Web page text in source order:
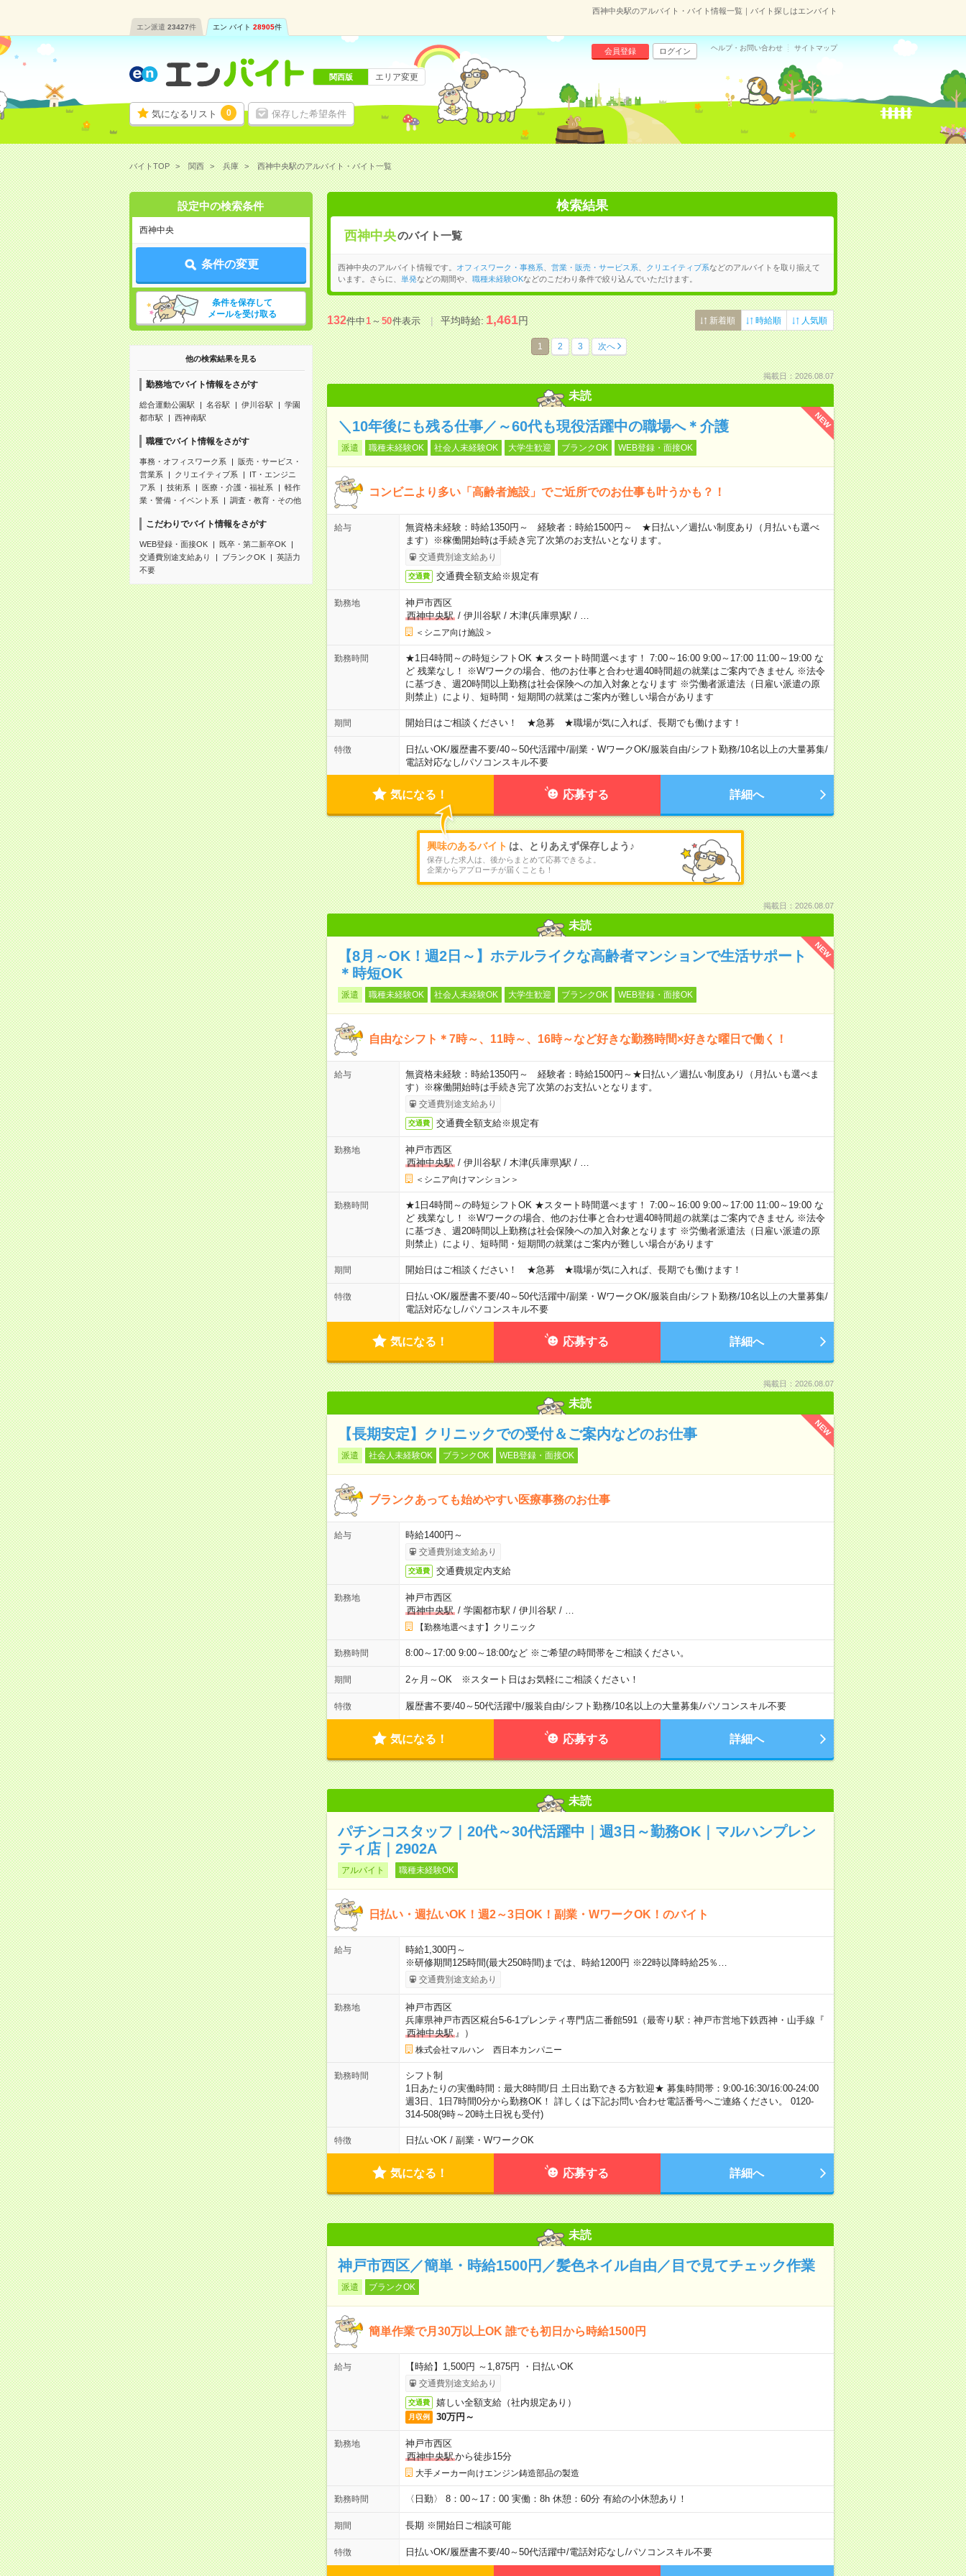
西神中央駅のアルバイト・バイト情報一覧｜バイト探しはエンバイト
エン派遣 23427件 エン バイト 28905件
気になるリスト 0 保存した希望条件
会員登録 ログイン ヘルプ・お問い合わせ サイトマップ
関西版 エリア変更
バイトTOP 関西 兵庫 西神中央駅のアルバイト・バイト一覧
設定中の検索条件
西神中央
条件の変更
条件を保存して
メールを受け取る
他の検索結果を見る
勤務地でバイト情報をさがす
総合運動公園駅 名谷駅 伊川谷駅
学園
都市駅
西神南駅
職種でバイト情報をさがす
事務・オフィスワーク系
販売・サービス・
営業系
クリエイティブ系
IT・エンジニ
ア系
技術系 医療・介護・福祉系
軽作
業・警備・イベント系
調査・教育・その他
こだわりでバイト情報をさがす
WEB登録・面接OK
既卒・第二新卒OK
交通費別途支給あり
ブランクOK
英語力
不要
検索結果
西神中央のバイト一覧
西神中央のアルバイト情報です。 オフィスワーク・事務系 営業・販売・サービス系 クリエイティブ系などのアルバイトを取り揃えて
います。さらに、
単発などの期間や、 職種未経験OKなどのこだわり条件で絞り込んでいただけます。
132件中1～50件表示 平均時給:1,461円 新着順 時給順 人気順
1 2 3 次へ
掲載日：2026.08.07
未読
NEW
＼10年後にも残る仕事／～60代も現役活躍中の職場へ＊介護
派遣 職種未経験OK 社会人未経験OK 大学生歓迎 ブランクOK WEB登録・面接OK
コンビニより多い「高齢者施設」でご近所でのお仕事も叶うかも？！
給与
無資格未経験：時給1350円～ 経験者：時給1500円～ ★日払い／週払い制度あり（月払いも選べ
ます）※稼働開始時は手続き完了次第のお支払いとなります。
交通費別途支給あり
交通費 交通費全額支給※規定有
勤務地
神戸市西区
西神中央駅/ 伊川谷駅 / 木津(兵庫県)駅 /
＜シニア向け施設＞
勤務時間
★1日4時間～の時短シフトOK ★スタート時間選べます！ 7:00～16:00 9:00～17:00 11:00～19:00 な
ど 残業なし！ ※Wワークの場合、他のお仕事と合わせ週40時間超の就業はご案内できません ※法令
に基づき、週20時間以上勤務は社会保険への加入対象となります ※労働者派遣法（日雇い派遣の原
則禁止）により、短時間・短期間の就業はご案内が難しい場合があります
期間 開始日はご相談ください！ ★急募 ★職場が気に入れば、長期でも働けます！
特徴 日払いOK/履歴書不要/40～50代活躍中/副業・WワークOK/服装自由/シフト勤務/10名以上の大量募集/
電話対応なし/パソコンスキル不要
気になる！ 応募する 詳細へ
興味のあるバイト は、とりあえず保存しよう♪
保存した求人は、後からまとめて応募できるよ。
企業からアプローチが届くことも！
掲載日：2026.08.07
未読
NEW
【8月～OK！週2日～】ホテルライクな高齢者マンションで生活サポート
＊時短OK
派遣 職種未経験OK 社会人未経験OK 大学生歓迎 ブランクOK WEB登録・面接OK
自由なシフト＊7時～、11時～、16時～など好きな勤務時間×好きな曜日で働く！
給与
無資格未経験：時給1350円～ 経験者：時給1500円～★日払い／週払い制度あり（月払いも選べま
す）※稼働開始時は手続き完了次第のお支払いとなります。
交通費別途支給あり
交通費 交通費全額支給※規定有
勤務地
神戸市西区
西神中央駅/ 伊川谷駅 / 木津(兵庫県)駅 /
＜シニア向けマンション＞
勤務時間
★1日4時間～の時短シフトOK ★スタート時間選べます！ 7:00～16:00 9:00～17:00 11:00～19:00 な
ど 残業なし！ ※Wワークの場合、他のお仕事と合わせ週40時間超の就業はご案内できません ※法令
に基づき、週20時間以上勤務は社会保険への加入対象となります ※労働者派遣法（日雇い派遣の原
則禁止）により、短時間・短期間の就業はご案内が難しい場合があります
期間 開始日はご相談ください！ ★急募 ★職場が気に入れば、長期でも働けます！
特徴 日払いOK/履歴書不要/40～50代活躍中/副業・WワークOK/服装自由/シフト勤務/10名以上の大量募集/
電話対応なし/パソコンスキル不要
気になる！ 応募する 詳細へ
掲載日：2026.08.07
未読
NEW
【長期安定】クリニックでの受付＆ご案内などのお仕事
派遣 社会人未経験OK ブランクOK WEB登録・面接OK
ブランクあっても始めやすい医療事務のお仕事
給与 時給1400円～
交通費別途支給あり
交通費 交通費規定内支給
勤務地
神戸市西区
西神中央駅/ 学園都市駅 / 伊川谷駅 /
【勤務地選べます】クリニック
勤務時間 8:00～17:00 9:00～18:00など ※ご希望の時間帯をご相談ください。
期間 2ヶ月～OK ※スタート日はお気軽にご相談ください！
特徴 履歴書不要/40～50代活躍中/服装自由/シフト勤務/10名以上の大量募集/パソコンスキル不要
気になる！ 応募する 詳細へ
未読
パチンコスタッフ｜20代～30代活躍中｜週3日～勤務OK｜マルハンプレン
ティ店｜2902A
アルバイト 職種未経験OK
日払い・週払いOK！週2～3日OK！副業・WワークOK！のバイト
給与
時給1,300円～
※研修期間125時間(最大250時間)までは、時給1200円 ※22時以降時給25％…
交通費別途支給あり
勤務地
神戸市西区
兵庫県神戸市西区糀台5-6-1プレンティ専門店二番館591（最寄り駅：神戸市営地下鉄西神・山手線『
西神中央駅』）
株式会社マルハン 西日本カンパニー
勤務時間
シフト制
1日あたりの実働時間：最大8時間/日 土日出勤できる方歓迎★ 募集時間帯：9:00-16:30/16:00-24:00
週3日、1日7時間0分から勤務OK！ 詳しくは下記お問い合わせ電話番号へご連絡ください。 0120-
314-508(9時～20時土日祝も受付)
特徴 日払いOK / 副業・WワークOK
気になる！ 応募する 詳細へ
未読
神戸市西区／簡単・時給1500円／髪色ネイル自由／目で見てチェック作業
派遣 ブランクOK
簡単作業で月30万以上OK 誰でも初日から時給1500円
給与 【時給】1,500円 ～1,875円 ・日払いOK
交通費別途支給あり
交通費 嬉しい全額支給（社内規定あり）
月収例 30万円～
勤務地
神戸市西区
西神中央駅から徒歩15分
大手メーカー向けエンジン鋳造部品の製造
勤務時間 〈日勤〉 8：00～17：00 実働：8h 休憩：60分 有給の小休憩あり！
期間 長期 ※開始日ご相談可能
特徴 日払いOK/履歴書不要/40～50代活躍中/電話対応なし/パソコンスキル不要